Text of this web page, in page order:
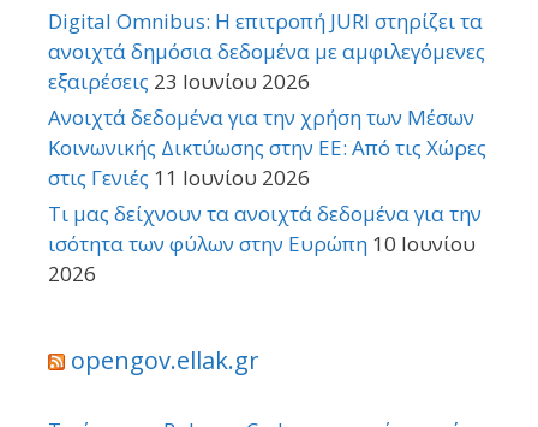
Digital Omnibus: Η επιτροπή JURI στηρίζει τα
ανοιχτά δημόσια δεδομένα με αμφιλεγόμενες
εξαιρέσεις 23 Ιουνίου 2026
Ανοιχτά δεδομένα για την χρήση των Μέσων
Κοινωνικής Δικτύωσης στην ΕΕ: Από τις Χώρες
στις Γενιές 11 Ιουνίου 2026
Τι μας δείχνουν τα ανοιχτά δεδομένα για την
ισότητα των φύλων στην Ευρώπη 10 Ιουνίου
2026
opengov.ellak.gr